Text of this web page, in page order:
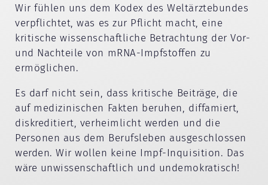
Wir fühlen uns dem Kodex des Weltärztebundes
verpflichtet, was es zur Pflicht macht, eine
kritische wissenschaftliche Betrachtung der Vor-
und Nachteile von mRNA-Impfstoffen zu
ermöglichen.
Es darf nicht sein, dass kritische Beiträge, die
auf medizinischen Fakten beruhen, diffamiert,
diskreditiert, verheimlicht werden und die
Personen aus dem Berufsleben ausgeschlossen
werden. Wir wollen keine Impf-Inquisition. Das
wäre unwissenschaftlich und undemokratisch!